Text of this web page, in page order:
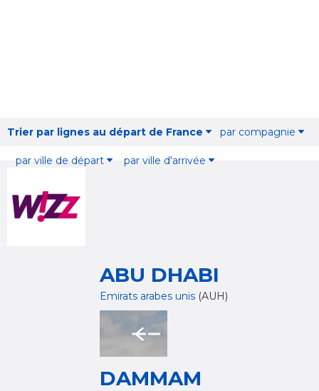
Trier par lignes au départ de France par compagnie
par ville de départ par ville d'arrivée
ABU DHABI
Emirats arabes unis (AUH)
DAMMAM